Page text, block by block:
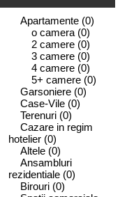
Apartamente (0)
o camera (0)
2 camere (0)
3 camere (0)
4 camere (0)
5+ camere (0)
Garsoniere (0)
Case-Vile (0)
Terenuri (0)
Cazare in regim
hotelier (0)
Altele (0)
Ansambluri
rezidentiale (0)
Birouri (0)